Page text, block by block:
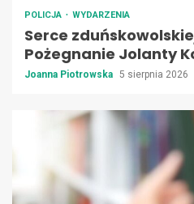
POLICJA WYDARZENIA
Serce
Pożegnanie Jolanty
Joanna Piotrowska 5 sierpnia 2026